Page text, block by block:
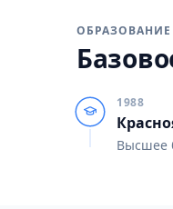
ОБРАЗОВАНИЕ
1988
Высшее